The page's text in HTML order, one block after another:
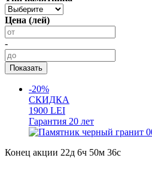
Цена (лей)
-
-20%
СКИДКА
1900 LEI
Гарантия 20 лет
Конец акции 22д 6ч 50м 35с